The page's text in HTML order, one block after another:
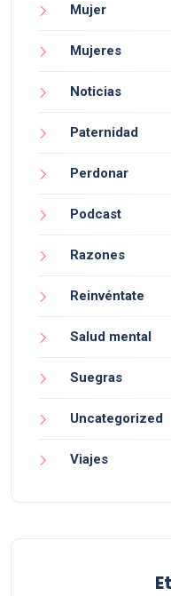
Mujer
Mujeres
Noticias
Paternidad
Perdonar
Podcast
Razones
Reinvéntate
Salud mental
Suegras
Uncategorized
Viajes